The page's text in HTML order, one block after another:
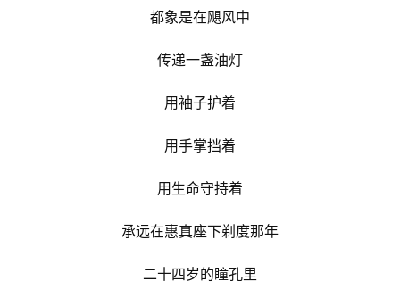
都象是在飓风中
传递一盏油灯
用袖子护着
用手掌挡着
用生命守持着
承远在惠真座下剃度那年
二十四岁的瞳孔里